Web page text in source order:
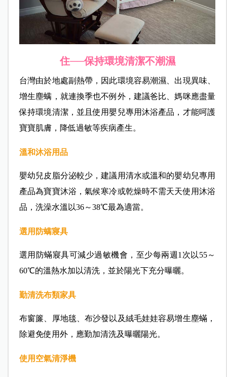
住──保持環境清潔不潮濕
台灣由於地處副熱帶，因此環境容易潮濕、出現異味、
增生塵螨，就連換季也不例外，建議爸比、媽咪應盡量
保持環境清潔，並且使用嬰兒專用沐浴產品，才能呵護
寶寶肌膚，降低過敏等疾病產生。
溫和沐浴用品
嬰幼兒皮脂分泌較少，建議用清水或溫和的嬰幼兒專用
產品為寶寶沐浴，氣候寒冷或乾燥時不需天天使用沐浴
品，洗澡水溫以36～38℃最為適當。
選用防螨寢具
選用防蟎寢具可減少過敏機會，至少每兩週1次以55～
60℃的溫熱水加以清洗，並於陽光下充分曝曬。
勤清洗布類家具
布窗簾、厚地毯、布沙發以及絨毛娃娃容易增生塵蟎，
除避免使用外，應勤加清洗及曝曬陽光。
使用空氣清淨機